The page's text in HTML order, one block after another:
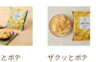
ポテ
ザクッとポテ